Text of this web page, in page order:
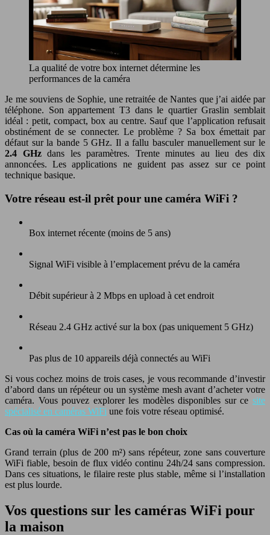
La qualité de votre box internet détermine les
performances de la caméra
Je me souviens de Sophie, une retraitée de Nantes que j’ai aidée par
téléphone. Son appartement T3 dans le quartier Graslin semblait
idéal : petit, compact, box au centre. Sauf que l’application refusait
obstinément de se connecter. Le problème ? Sa box émettait par
défaut sur la bande 5 GHz. Il a fallu basculer manuellement sur le
2.4 GHzdans les paramètres. Trente minutes au lieu des dix
annoncées. Les applications ne guident pas assez sur ce point
technique basique.
Votre réseau est-il prêt pour une caméra WiFi ?
Box internet récente (moins de 5 ans)
Signal WiFi visible à l’emplacement prévu de la caméra
Débit supérieur à 2 Mbps en upload à cet endroit
Réseau 2.4 GHz activé sur la box (pas uniquement 5 GHz)
Pas plus de 10 appareils déjà connectés au WiFi
Si vous cochez moins de trois cases, je vous recommande d’investir
d’abord dans un répéteur ou un système mesh avant d’acheter votre
caméra. Vous pouvez explorer les modèles disponibles sur ce site
spécialisé en caméras WiFi une fois votre réseau optimisé.
Cas où la caméra WiFi n’est pas le bon choix
Grand terrain (plus de 200 m²) sans répéteur, zone sans couverture
WiFi fiable, besoin de flux vidéo continu 24h/24 sans compression.
Dans ces situations, le filaire reste plus stable, même si l’installation
est plus lourde.
Vos questions sur les caméras WiFi pour
la maison